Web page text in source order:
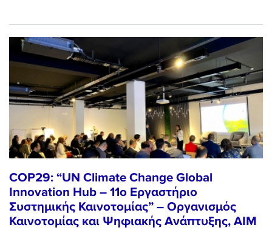
COP29: “UN Climate Change Global
Innovation Hub – 11ο Εργαστήριο
Συστημικής Καινοτομίας” – Οργανισμός
Καινοτομίας και Ψηφιακής Ανάπτυξης, AIM